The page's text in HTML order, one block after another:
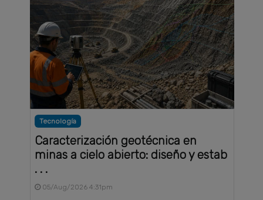
Tecnología
Caracterización geotécnica en
minas a cielo abierto: diseño y estab
. . .
05/Aug/2026 4:31pm